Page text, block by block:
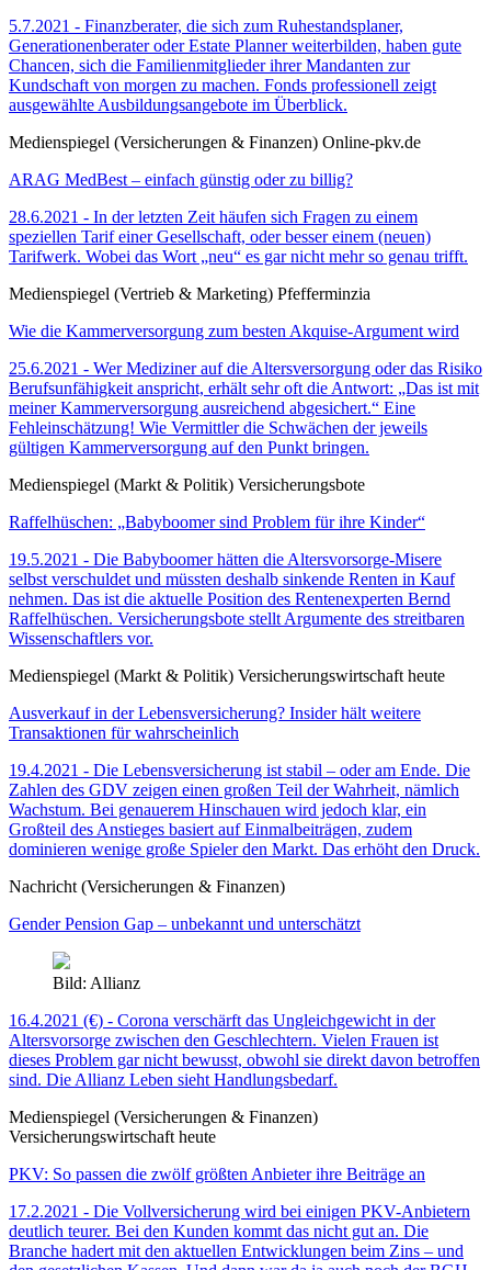
5.7.2021 - Finanzberater, die sich zum Ruhestandsplaner,
Generationenberater oder Estate Planner weiterbilden, haben gute
Chancen, sich die Familienmitglieder ihrer Mandanten zur
Kundschaft von morgen zu machen. Fonds professionell zeigt
ausgewählte Ausbildungsangebote im Überblick.
Medienspiegel (Versicherungen & Finanzen) Online-pkv.de
ARAG MedBest – einfach günstig oder zu billig?
28.6.2021 - In der letzten Zeit häufen sich Fragen zu einem
speziellen Tarif einer Gesellschaft, oder besser einem (neuen)
Tarifwerk. Wobei das Wort „neu“ es gar nicht mehr so genau trifft.
Medienspiegel (Vertrieb & Marketing) Pfefferminzia
Wie die Kammerversorgung zum besten Akquise-Argument wird
25.6.2021 - Wer Mediziner auf die Altersversorgung oder das Risiko
Berufsunfähigkeit anspricht, erhält sehr oft die Antwort: „Das ist mit
meiner Kammerversorgung ausreichend abgesichert.“ Eine
Fehleinschätzung! Wie Vermittler die Schwächen der jeweils
gültigen Kammerversorgung auf den Punkt bringen.
Medienspiegel (Markt & Politik) Versicherungsbote
Raffelhüschen: „Babyboomer sind Problem für ihre Kinder“
19.5.2021 - Die Babyboomer hätten die Altersvorsorge-Misere
selbst verschuldet und müssten deshalb sinkende Renten in Kauf
nehmen. Das ist die aktuelle Position des Rentenexperten Bernd
Raffelhüschen. Versicherungsbote stellt Argumente des streitbaren
Wissenschaftlers vor.
Medienspiegel (Markt & Politik) Versicherungswirtschaft heute
Ausverkauf in der Lebensversicherung? Insider hält weitere
Transaktionen für wahrscheinlich
19.4.2021 - Die Lebensversicherung ist stabil – oder am Ende. Die
Zahlen des GDV zeigen einen großen Teil der Wahrheit, nämlich
Wachstum. Bei genauerem Hinschauen wird jedoch klar, ein
Großteil des Anstieges basiert auf Einmalbeiträgen, zudem
dominieren wenige große Spieler den Markt. Das erhöht den Druck.
Nachricht (Versicherungen & Finanzen)
Gender Pension Gap – unbekannt und unterschätzt
Bild: Allianz
16.4.2021 (€) - Corona verschärft das Ungleichgewicht in der
Altersvorsorge zwischen den Geschlechtern. Vielen Frauen ist
dieses Problem gar nicht bewusst, obwohl sie direkt davon betroffen
sind. Die Allianz Leben sieht Handlungsbedarf.
Medienspiegel (Versicherungen & Finanzen)
Versicherungswirtschaft heute
PKV: So passen die zwölf größten Anbieter ihre Beiträge an
17.2.2021 - Die Vollversicherung wird bei einigen PKV-Anbietern
deutlich teurer. Bei den Kunden kommt das nicht gut an. Die
Branche hadert mit den aktuellen Entwicklungen beim Zins – und